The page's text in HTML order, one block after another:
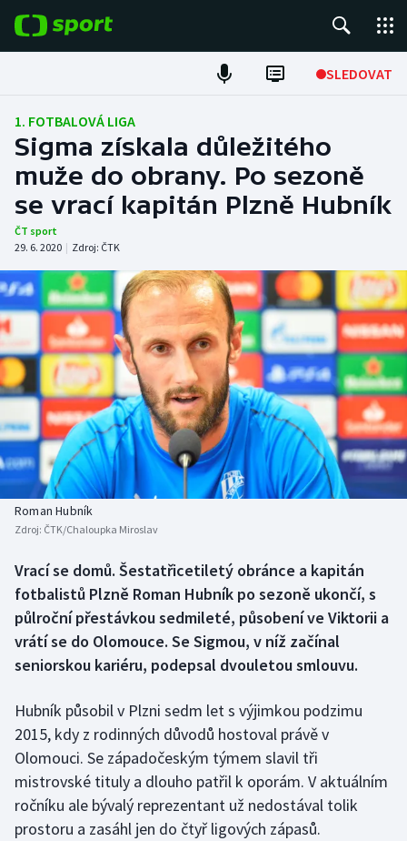
SLEDOVAT
Fotbal
Hokej
Tenis
Atletika
Cyklistika
DALŠÍ SPORTY
Americký fotbal
Baseball a softbal
Basketbal
Biatlon
Box
Curling
Florbal
Golf
NEPŘEHLÉDNĚTE
Soutěže
Historické návraty
Aplikace ČT sport
1. FOTBALOVÁ LIGA
Sigma získala důležitého
muže do obrany. Po sezoně
se vrací kapitán Plzně Hubník
ČT sport
29. 6. 2020 | Zdroj: ČTK
Roman Hubník
Zdroj: ČTK/Chaloupka Miroslav
Vrací se domů. Šestatřicetiletý obránce a kapitán
fotbalistů Plzně Roman Hubník po sezoně ukončí, s
půlroční přestávkou sedmileté, působení ve Viktorii a
vrátí se do Olomouce. Se Sigmou, v níž začínal
seniorskou kariéru, podepsal dvouletou smlouvu.
Hubník působil v Plzni sedm let s výjimkou podzimu
2015, kdy z rodinných důvodů hostoval právě v
Olomouci. Se západočeským týmem slavil tři
mistrovské tituly a dlouho patřil k oporám. V aktuálním
ročníku ale bývalý reprezentant už nedostával tolik
prostoru a zasáhl jen do čtyř ligových zápasů.